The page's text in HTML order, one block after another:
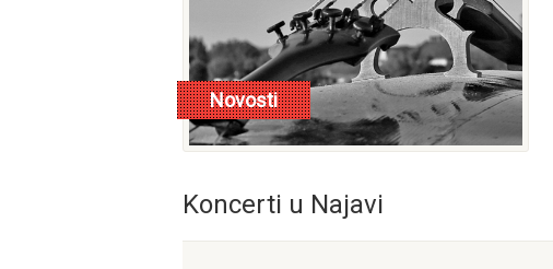
Novosti
opširnije
Koncerti u Najavi